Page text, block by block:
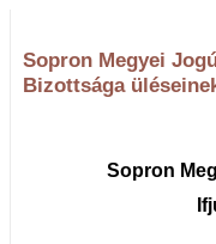
Sopron Megyei
Bizottsága
Sopron